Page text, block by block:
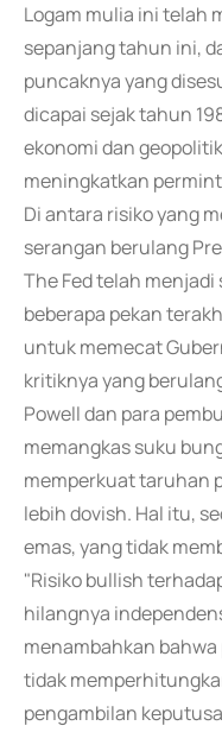
Logam mulia ini telah
sepanjang tahun ini,
puncaknya yang
dicapai sejak tahun
ekonomi dan
meningkatkan
Di antara risiko yang
serangan berulang
The Fed telah
beberapa pekan
untuk memecat
kritiknya yang
Powell dan para
memangkas suku
memperkuat taruhan
lebih dovish. Hal itu,
emas, yang tidak
"Risiko bullish
hilangnya
menambahkan
tidak
pengambilan